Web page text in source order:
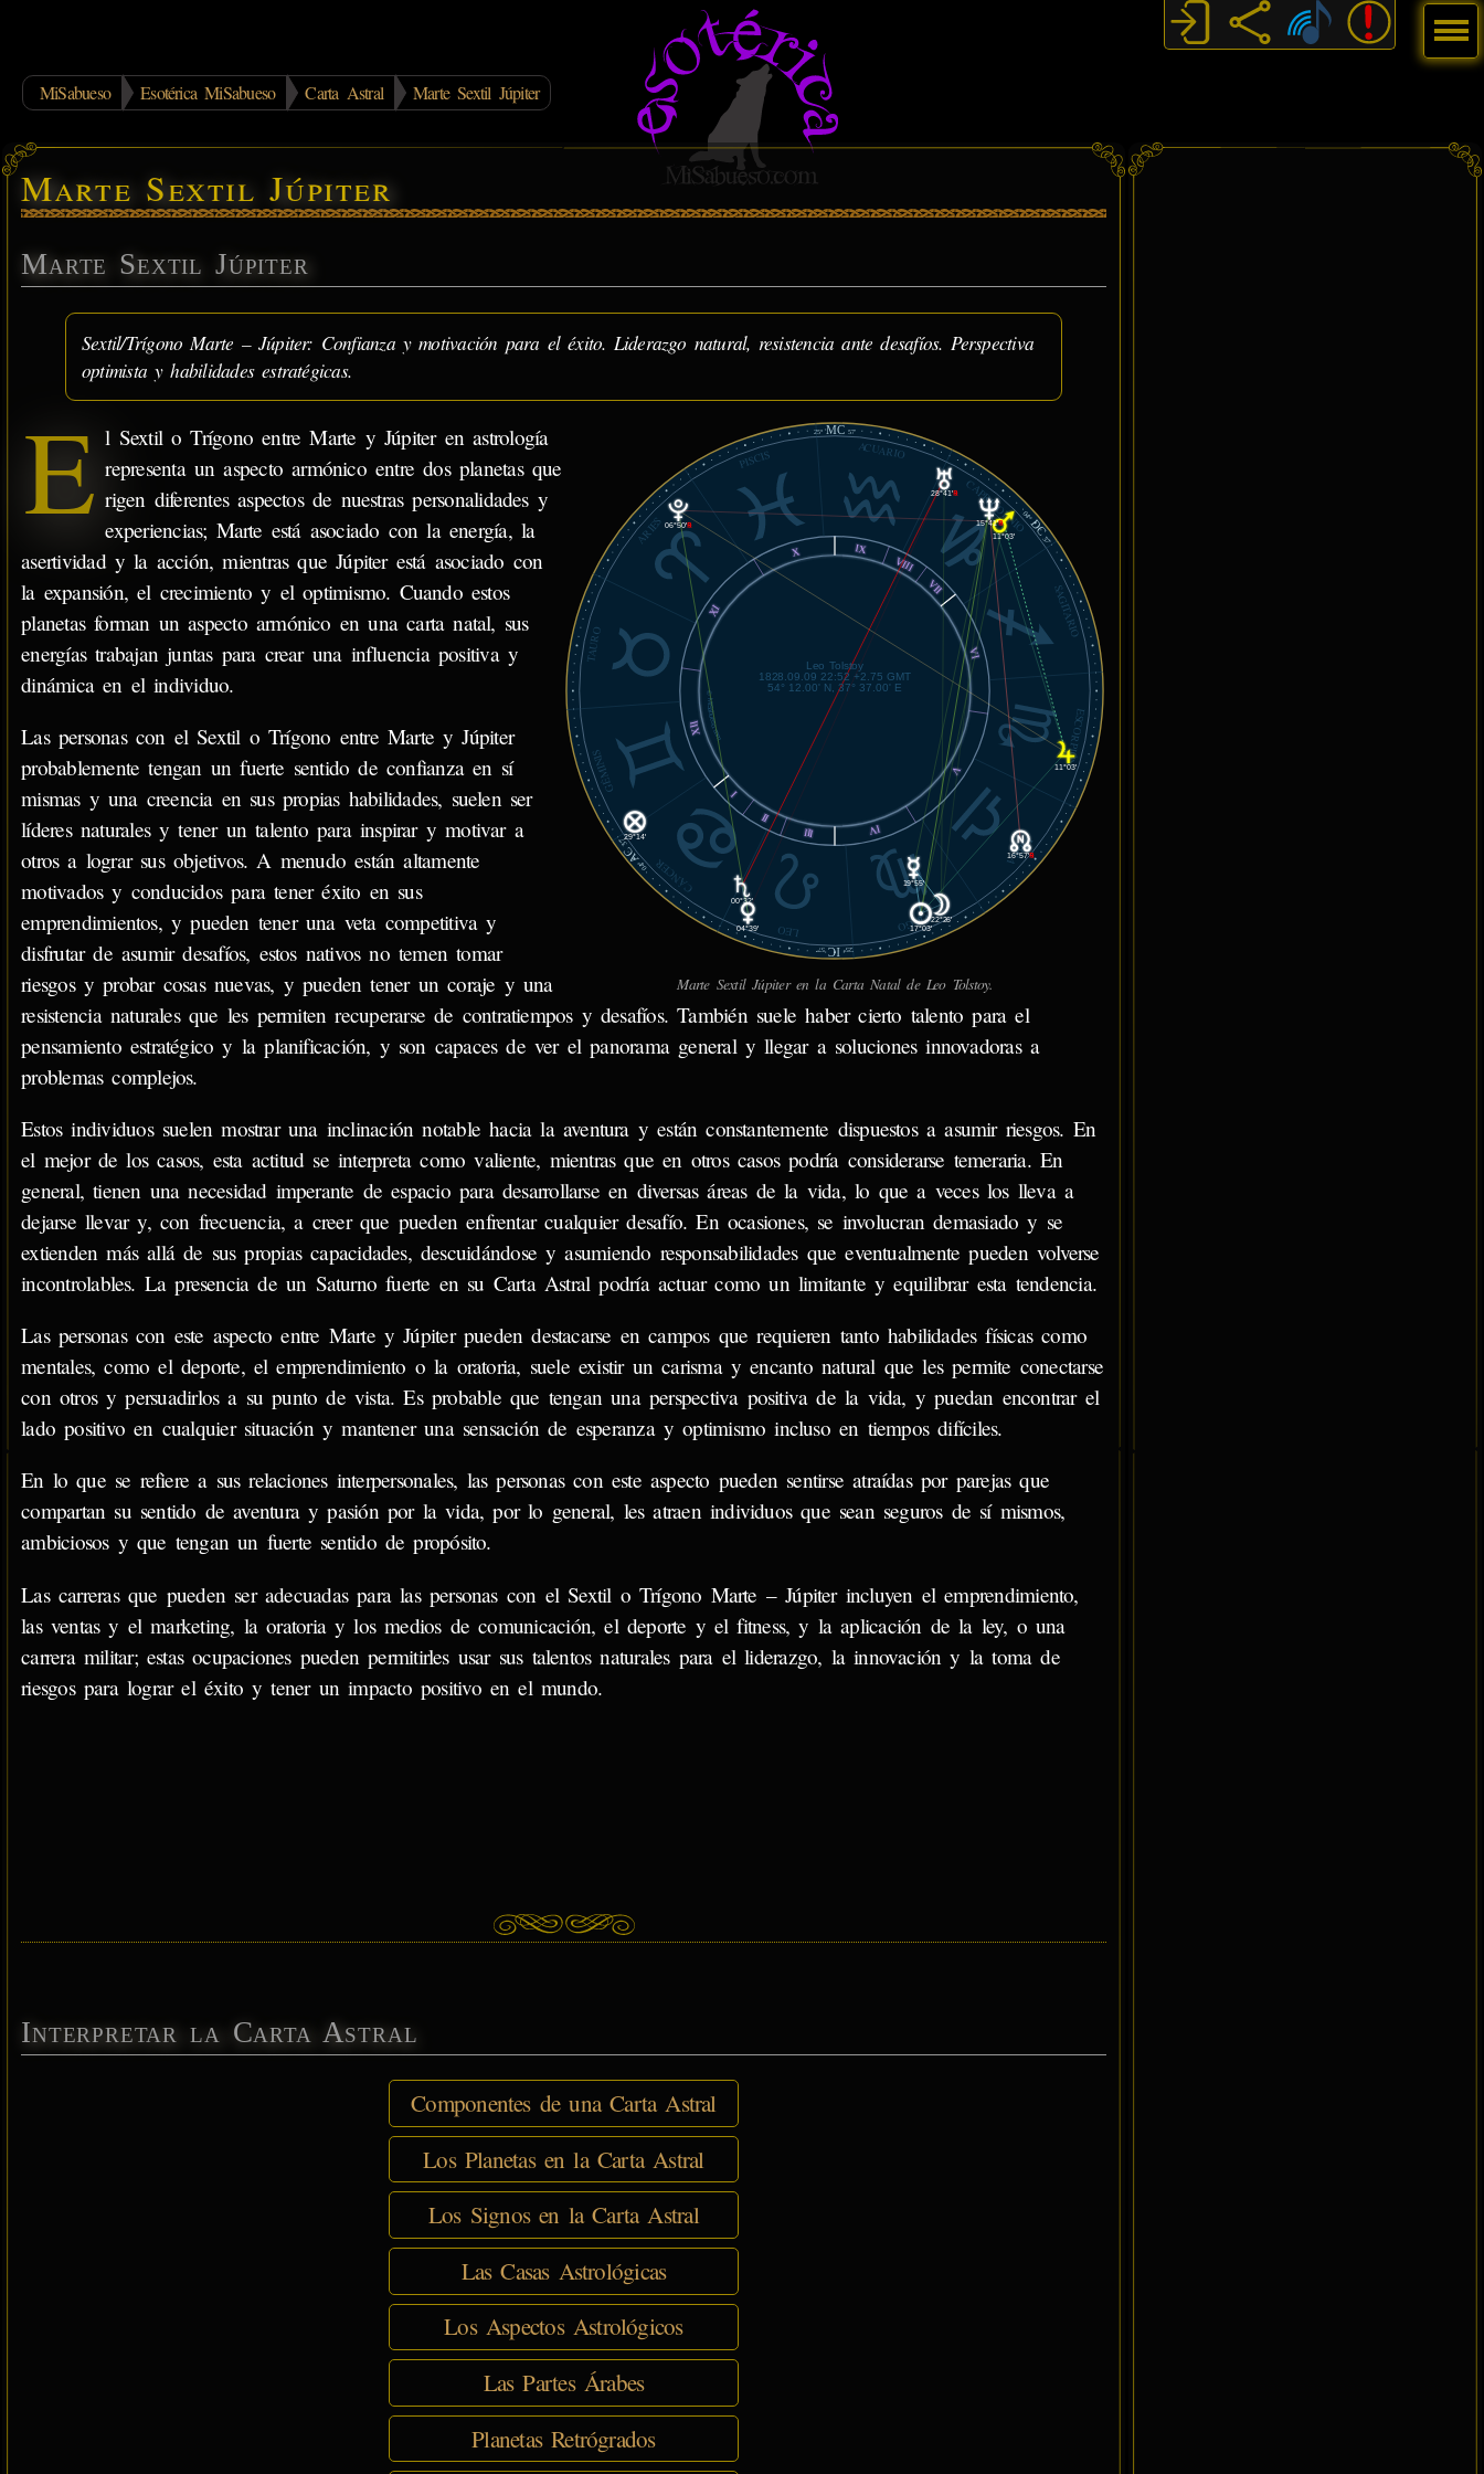
MiSabueso Esotérica MiSabueso Carta Astral Marte Sextil Júpiter
Marte Sextil Júpiter
Marte Sextil Júpiter
Sextil/Trígono Marte – Júpiter: Confianza y motivación para el éxito. Liderazgo natural, resistencia ante desafíos. Perspectiva
optimista y habilidades estratégicas.
© MiSabueso.com
04°
AC
37'
04°DC
37'
25°MC 57'
25°
IC
57'
ARIES
TAURO
GÉMINIS
CÁNCER
LEO VIRGO
LIBRA
ESCORPIÓN
SAGITARIO
CAPRICORNIO
ACUARIO
PISCIS
X
XI
XII
I
II
III IV
V
VI
VII
VIII
IX
17°03'
22°26'
19°55'
04°39'
11°03'
11°03'
00°32'
28°41'℞
15°41'℞
06°50'℞
16°57'℞
29°14'
Leo Tolstoy
1828.09.09 22:52 +2.75 GMT
54° 12.00' N, 37° 37.00' E
Marte Sextil Júpiter en la Carta Natal de Leo Tolstoy.
E l Sextil o Trígono entre Marte y Júpiter en astrología
representa un aspecto armónico entre dos planetas que
rigen diferentes aspectos de nuestras personalidades y
experiencias; Marte está asociado con la energía, la
asertividad y la acción, mientras que Júpiter está asociado con
la expansión, el crecimiento y el optimismo. Cuando estos
planetas forman un aspecto armónico en una carta natal, sus
energías trabajan juntas para crear una influencia positiva y
dinámica en el individuo.
Las personas con el Sextil o Trígono entre Marte y Júpiter
probablemente tengan un fuerte sentido de confianza en sí
mismas y una creencia en sus propias habilidades, suelen ser
líderes naturales y tener un talento para inspirar y motivar a
otros a lograr sus objetivos. A menudo están altamente
motivados y conducidos para tener éxito en sus
emprendimientos, y pueden tener una veta competitiva y
disfrutar de asumir desafíos, estos nativos no temen tomar
riesgos y probar cosas nuevas, y pueden tener un coraje y una
resistencia naturales que les permiten recuperarse de contratiempos y desafíos. También suele haber cierto talento para el
pensamiento estratégico y la planificación, y son capaces de ver el panorama general y llegar a soluciones innovadoras a
problemas complejos.
Estos individuos suelen mostrar una inclinación notable hacia la aventura y están constantemente dispuestos a asumir riesgos. En
el mejor de los casos, esta actitud se interpreta como valiente, mientras que en otros casos podría considerarse temeraria. En
general, tienen una necesidad imperante de espacio para desarrollarse en diversas áreas de la vida, lo que a veces los lleva a
dejarse llevar y, con frecuencia, a creer que pueden enfrentar cualquier desafío. En ocasiones, se involucran demasiado y se
extienden más allá de sus propias capacidades, descuidándose y asumiendo responsabilidades que eventualmente pueden volverse
incontrolables. La presencia de un Saturno fuerte en su Carta Astral podría actuar como un limitante y equilibrar esta tendencia.
Las personas con este aspecto entre Marte y Júpiter pueden destacarse en campos que requieren tanto habilidades físicas como
mentales, como el deporte, el emprendimiento o la oratoria, suele existir un carisma y encanto natural que les permite conectarse
con otros y persuadirlos a su punto de vista. Es probable que tengan una perspectiva positiva de la vida, y puedan encontrar el
lado positivo en cualquier situación y mantener una sensación de esperanza y optimismo incluso en tiempos difíciles.
En lo que se refiere a sus relaciones interpersonales, las personas con este aspecto pueden sentirse atraídas por parejas que
compartan su sentido de aventura y pasión por la vida, por lo general, les atraen individuos que sean seguros de sí mismos,
ambiciosos y que tengan un fuerte sentido de propósito.
Las carreras que pueden ser adecuadas para las personas con el Sextil o Trígono Marte – Júpiter incluyen el emprendimiento,
las ventas y el marketing, la oratoria y los medios de comunicación, el deporte y el fitness, y la aplicación de la ley, o una
carrera militar; estas ocupaciones pueden permitirles usar sus talentos naturales para el liderazgo, la innovación y la toma de
riesgos para lograr el éxito y tener un impacto positivo en el mundo.
Interpretar la Carta Astral
Componentes de una Carta Astral
Los Planetas en la Carta Astral
Los Signos en la Carta Astral
Las Casas Astrológicas
Los Aspectos Astrológicos
Las Partes Árabes
Planetas Retrógrados
Menú